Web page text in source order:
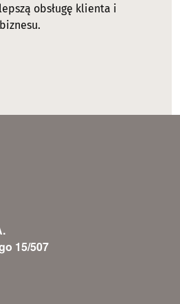
obsługę klienta i
15/507